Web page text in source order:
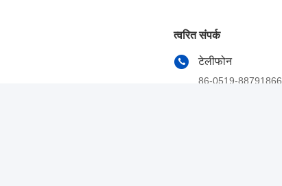
त्वरित संपर्क
टेलीफोन
86-0519-88791866